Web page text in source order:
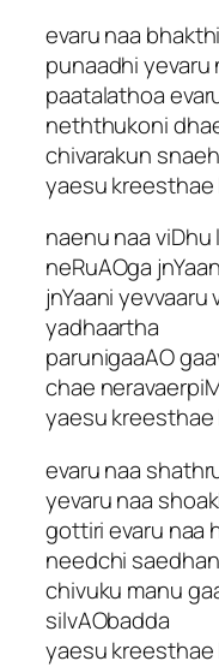
evaru naa
punaadhi
paatalathoa
neththukoni
chivarakun
yaesu kreesthae
naenu naa
neRuAOga
jnYaani
yadhaartha
parunigaaAO
chae
yaesu kreesthae
evaru naa
yevaru naa
gottiri evaru naa
needchi
chivuku manu
silvAObadda
yaesu kreesthae